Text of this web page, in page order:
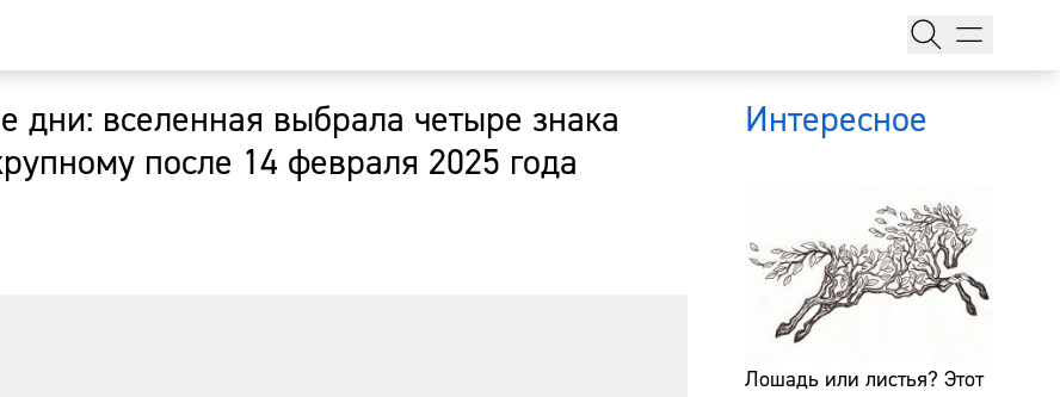
вселенная выбрала четыре знака
после 14 февраля 2025 года
Интересное
Лошадь или листья? Этот
Главная